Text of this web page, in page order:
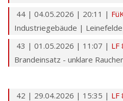
44 | 04.05.2026 | 20:11 |
Industriegebäude | Leinefelde
43 | 01.05.2026 | 11:07 | LF
Brandeinsatz - unklare
42 | 29.04.2026 | 15:35 | LF